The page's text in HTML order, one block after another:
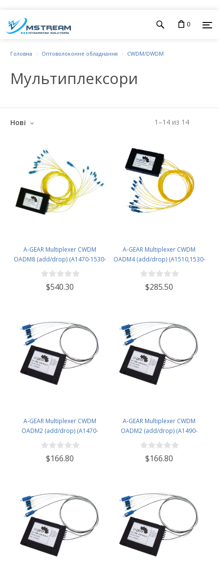
0
Головна Оптоволоконне обладнання CWDM/DWDM
Мультиплексори
1 –14 из 14
Нові
A-GEAR Multiplexer CWDM
OADM8 (add/drop) (A1470-1530-
D1550-1610 D1470-1530-A1550-
1610)
$540.30
A-GEAR Multiplexer CWDM
OADM4 (add/drop) (A1510,1530-
D1550,1570 D1510,1530-
A1550,1570)
$285.50
A-GEAR Multiplexer CWDM
OADM2 (add/drop) (A1470-
D1610 D1470-A1610)
$166.80
A-GEAR Multiplexer CWDM
OADM2 (add/drop) (A1490-
D1590 D1490-A1590)
$166.80